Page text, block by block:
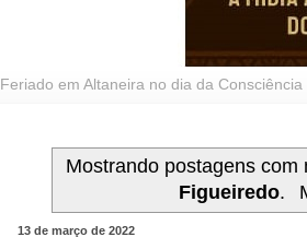
Feriado em Altaneira no dia da Consciência
Mostrando postagens com
Figueiredo.
13 de março de 2022